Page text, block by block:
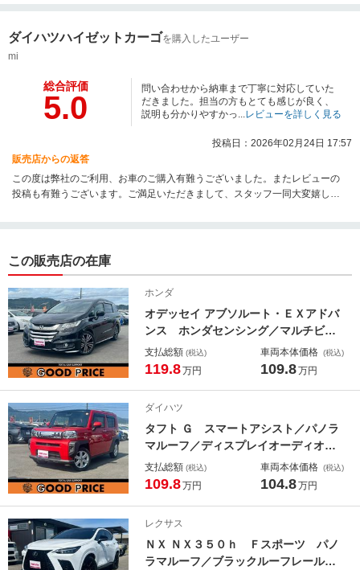
願い申し上げます。
ダイハツハイゼットカーゴを購入したユーザー
mi
総合評価
5.0
問い合わせから納車まで丁寧に対応していた
だきました。担当の方もとても感じが良く、
説明も分かりやすかっ...レビューを詳しく見る
投稿日：2026年02月24日 17:57
販売店からの返答
この度は弊社のご利用、お車のご購入有難うございました。またレビューの
投稿も有難うございます。ご満足いただきまして、スタッフ一同大変嬉しく
せ。この度は誠に有難うございました。今後ともどうぞよろしくお願いしま
この販売店の在庫
ホンダ
オデッセイ アブソルート・ＥＸアドバ
ンス ホンダセンシング／マルチビュ
ーカメラ／フリップダウンモニター／
インターナビ／ＢＳＭ／両側パワース
フルセグＴＶ／ＥＴＣ
支払総額 (税込)
119.8万円
車両本体価格 (税込)
109.8万円
ダイハツ
タフト Ｇ スマートアシスト／パノラ
マルーフ／ディスプレイオーディオ／
バックカメラ／シートヒーター／ＬＥ
Ｄヘッドランプ／オートライト／純正
支払総額 (税込)
109.8万円
車両本体価格 (税込)
104.8万円
レクサス
ＮＸ ＮＸ３５０ｈ Ｆスポーツ パノ
ラマルーフ／ブラックルーフレール／